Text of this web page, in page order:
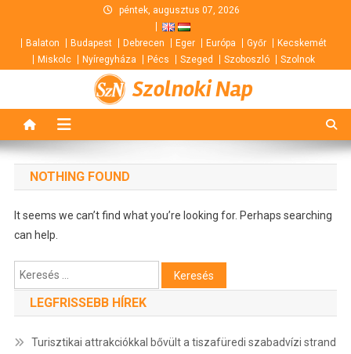
content
péntek, augusztus 07, 2026
Balaton Budapest Debrecen Eger Európa Győr
Kecskemét
Miskolc
Nyíregyháza Pécs Szeged Szoboszló Szolnok
Szolnoki Nap
NOTHING FOUND
It seems we can’t find what you’re looking for. Perhaps searching
can help.
Keresés:
LEGFRISSEBB HÍREK
Turisztikai attrakciókkal bővült a tiszafüredi szabadvízi strand